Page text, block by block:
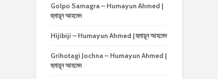
Golpo Samagra – Humayun Ahmed |
হুমায়ূন আহমেদ
Hijibiji – Humayun Ahmed | হুমায়ূন আহমেদ
Grihotagi Jochna – Humayun Ahmed |
হুমায়ূন আহমেদ